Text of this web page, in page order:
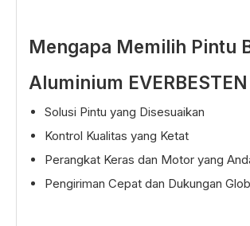
Mengapa Memilih Pintu
Aluminium EVERBESTEN
Solusi Pintu yang Disesuaikan
Kontrol Kualitas yang Ketat
Perangkat Keras dan Motor yang
Pengiriman Cepat dan Dukungan